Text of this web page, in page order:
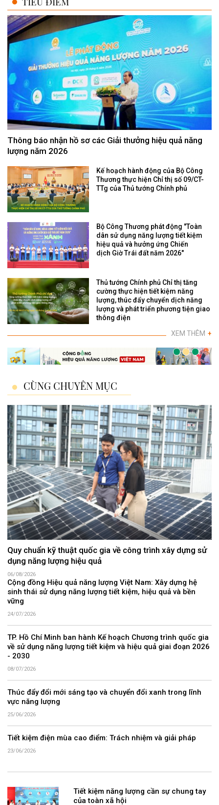
Thông báo nhận hồ sơ các Giải thưởng hiệu quả năng
lượng năm 2026
Kế hoạch hành động của Bộ Công
Thương thực hiện Chỉ thị số 09/CT-
TTg của Thủ tướng Chính phủ
Bộ Công Thương phát động "Toàn
dân sử dụng năng lượng tiết kiệm
hiệu quả và hưởng ứng Chiến
dịch Giờ Trái đất năm 2026"
Thủ tướng Chính phủ Chỉ thị tăng
cường thực hiện tiết kiệm năng
lượng, thúc đẩy chuyển dịch năng
lượng và phát triển phương tiện giao
thông điện
XEM THÊM +
CÙNG CHUYÊN MỤC
Quy chuẩn kỹ thuật quốc gia về công trình xây dựng sử
dụng năng lượng hiệu quả
06/08/2026
Cộng đồng Hiệu quả năng lượng Việt Nam: Xây dựng hệ
sinh thái sử dụng năng lượng tiết kiệm, hiệu quả và bền
vững
24/07/2026
TP. Hồ Chí Minh ban hành Kế hoạch Chương trình quốc gia
về sử dụng năng lượng tiết kiệm và hiệu quả giai đoạn 2026
- 2030
08/07/2026
Thúc đẩy đổi mới sáng tạo và chuyển đổi xanh trong lĩnh
vực năng lượng
25/06/2026
Tiết kiệm điện mùa cao điểm: Trách nhiệm và giải pháp
23/06/2026
Tiết kiệm năng lượng cần sự chung tay
của toàn xã hội